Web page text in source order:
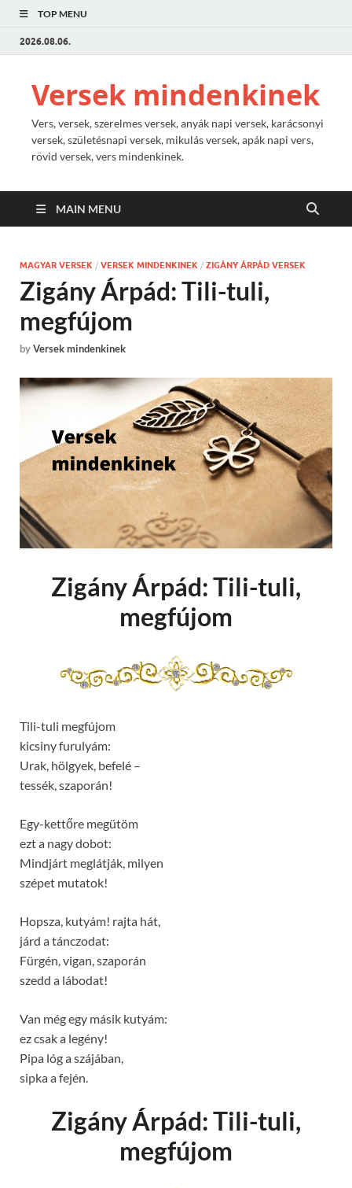
TOP MENU
2026.08.06.
Versek mindenkinek
Vers, versek, szerelmes versek, anyák napi versek, karácsonyi
versek, születésnapi versek, mikulás versek, apák napi vers,
rövid versek, vers mindenkinek.
MAIN MENU
MAGYAR VERSEK / VERSEK MINDENKINEK / ZIGÁNY ÁRPÁD VERSEK
Zigány Árpád: Tili-tuli,
megfújom
byVersek mindenkinek
Zigány Árpád: Tili-tuli,
megfújom
Tili-tuli megfújom
kicsiny furulyám:
Urak, hölgyek, befelé –
tessék, szaporán!
Egy-kettőre megütöm
ezt a nagy dobot:
Mindjárt meglátják, milyen
szépet mutatok!
Hopsza, kutyám! rajta hát,
járd a tánczodat:
Fürgén, vigan, szaporán
szedd a lábodat!
Van még egy másik kutyám:
ez csak a legény!
Pipa lóg a szájában,
sipka a fején.
Zigány Árpád: Tili-tuli,
megfújom